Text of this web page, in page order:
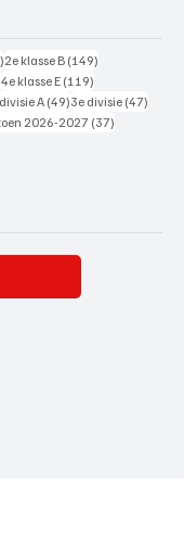
163 posts
2e klasse B (149)
123 posts
4e klasse E (119)
A (49)49 posts
3e divisie (47)
2026-2027 (37)